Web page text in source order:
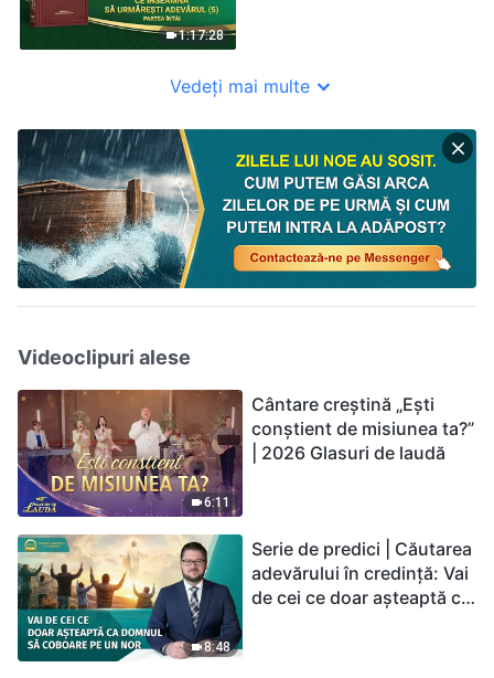
1:17:28
Vedeți mai multe
Videoclipuri alese
6:11
Cântare creștină „Ești
conștient de misiunea ta?”
| 2026 Glasuri de laudă
8:48
Serie de predici | Căutarea
adevărului în credință: Vai
de cei ce doar așteaptă ca